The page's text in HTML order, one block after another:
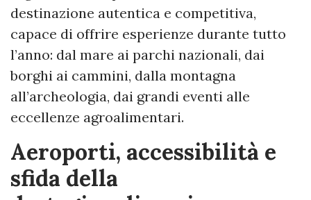
destinazione autentica e competitiva,
capace di offrire esperienze durante tutto
l’anno: dal mare ai parchi nazionali, dai
borghi ai cammini, dalla montagna
all’archeologia, dai grandi eventi alle
eccellenze agroalimentari.
Aeroporti, accessibilità e
sfida della